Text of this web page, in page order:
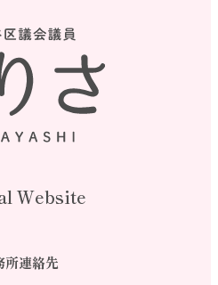
Website
所連絡先